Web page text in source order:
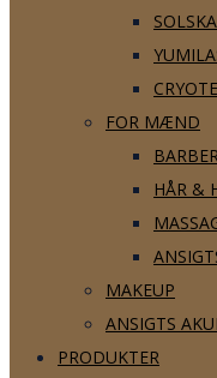
FOR MÆND
HÅR &
MAKEUP
ANSIGTS
PRODUKTER